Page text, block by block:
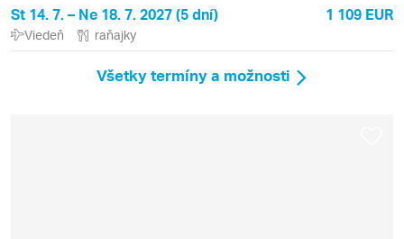
St 14. 7. – Ne 18. 7. 2027 (5 dní) 1 109 EUR
Viedeň raňajky
Všetky termíny a možnosti